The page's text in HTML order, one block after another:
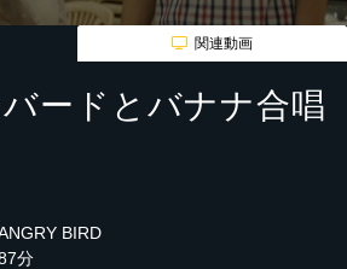
関連動画
ードとバナナ合唱
BIRD
分